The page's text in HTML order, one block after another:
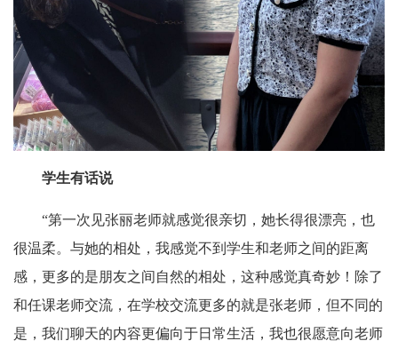
学生有话说
“第一次见张丽老师就感觉很亲切，她长得很漂亮，也
很温柔。与她的相处，我感觉不到学生和老师之间的距离
感，更多的是朋友之间自然的相处，这种感觉真奇妙！除了
和任课老师交流，在学校交流更多的就是张老师，但不同的
是，我们聊天的内容更偏向于日常生活，我也很愿意向老师